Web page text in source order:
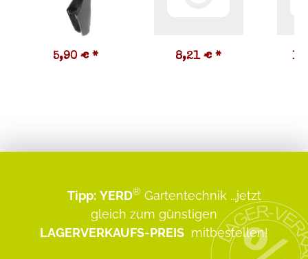
5,90 € * 8,21 € *
Tipp: YERD® Gartentechnik ...jetzt
gleich zum günstigen
LAGERVERKAUFS-PREIS mitbestellen!